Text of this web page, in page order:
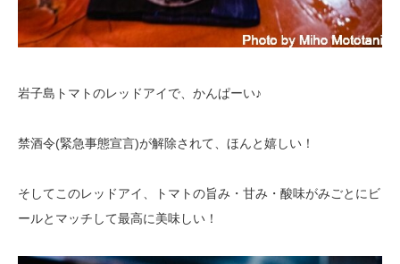
岩子島トマトのレッドアイで、かんぱーい♪
禁酒令(緊急事態宣言)が解除されて、ほんと嬉しい！
そしてこのレッドアイ、トマトの旨み・甘み・酸味がみごとにビ
ールとマッチして最高に美味しい！